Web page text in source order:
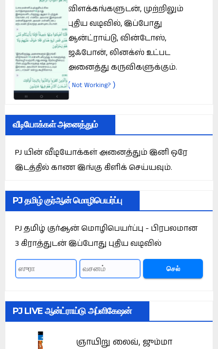
விளக்கங்களுடன், முற்றிலும்
புதிய வடிவில், இப்போது
ஆன்ட்ராய்டு, வின்டோஸ்,
ஜஃபோன், லினக்ஸ் உட்பட
அனைத்து கருவிகளுக்கும்.
(Not Working? )
வீடியோக்கள் அனைத்தும்
PJ யின் வீடியோக்கள் அனைத்தும் இனி ஒரே
இடத்தில் காண இங்கு கிளிக் செய்யவும்.
PJ தமிழ் குர்ஆன் மொழிபெயர்ப்பு
PJ தமிழ் குர்ஆன் மொழிபெயர்ப்பு - பிரபலமான
3 கிராத்துடன் இப்போது புதிய வடிவில்
செல்
PJ LIVE ஆன்ட்ராய்டு அப்ளிகேஷன்
ஞாயிறு லைவ், ஜும்மா